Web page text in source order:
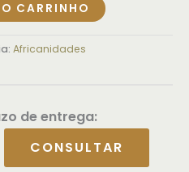
CARRINHO
Africanidades
de entrega:
CONSULTAR